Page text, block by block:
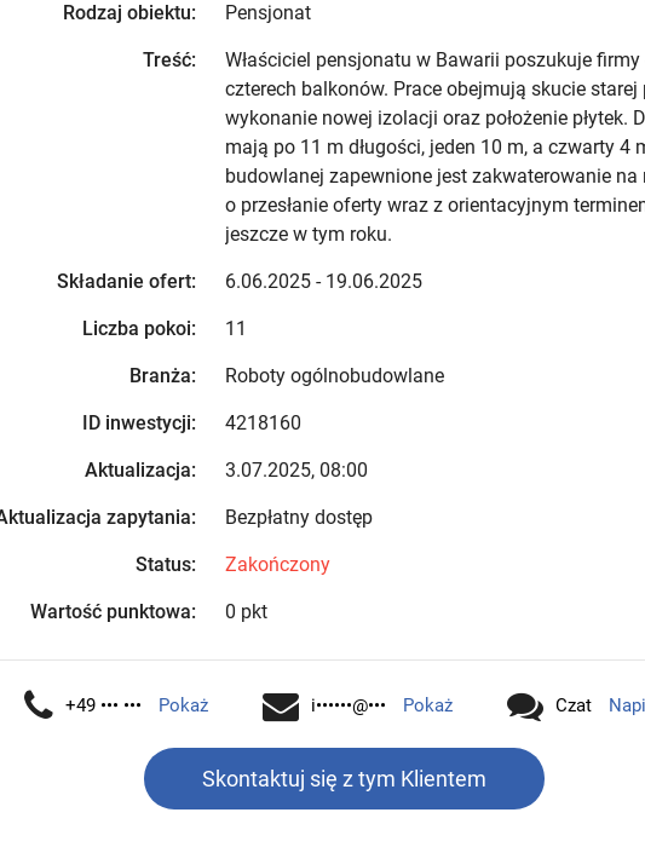
Rodzaj obiektu: Pensjonat
Treść:
Właściciel pensjonatu w Bawarii poszukuje
czterech balkonów. Prace obejmują skucie starej
wykonanie nowej izolacji oraz położenie płytek.
mają po 11 m długości, jeden 10 m, a czwarty 4
budowlanej zapewnione jest zakwaterowanie na
o przesłanie oferty wraz z orientacyjnym
jeszcze w tym roku.
Składanie ofert: 6.06.2025 - 19.06.2025
Liczba pokoi: 11
Branża: Roboty ogólnobudowlane
ID inwestycji: 4218160
Aktualizacja: 3.07.2025, 08:00
zapytania: Bezpłatny dostęp
Status: Zakończony
Wartość punktowa: 0 pkt
+49 ••• ••• Pokaż i••••••@••• Pokaż Czat
Skontaktuj się z tym Klientem